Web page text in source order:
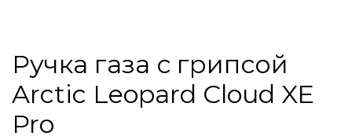
Ручка газа с грипсой
Arctic Leopard Cloud XE
Pro